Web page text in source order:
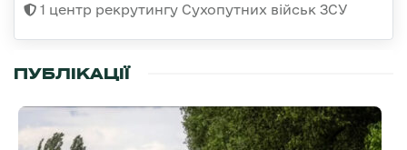
1 центр рекрутингу Сухопутних військ ЗСУ
ПУБЛІКАЦІЇ